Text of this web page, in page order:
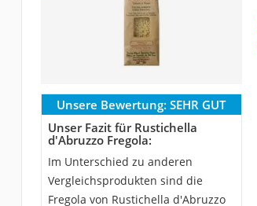
Unsere Bewertung: SEHR GUT
Unser Fazit für Rustichella
d'Abruzzo Fregola:
Im Unterschied zu anderen
Vergleichsprodukten sind die
Fregola von Rustichella d'Abruzzo